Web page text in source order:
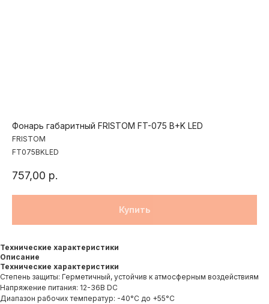
Фонарь габаритный FRISTOM FT-075 B+K LED
FRISTOM
FT075BKLED
757,00 р.
Купить
Технические характеристики
Описание
Технические характеристики
Степень защиты: Герметичный, устойчив к атмосферным воздействиям
Напряжение питания: 12-36В DC
Диапазон рабочих температур: -40°C до +55°C